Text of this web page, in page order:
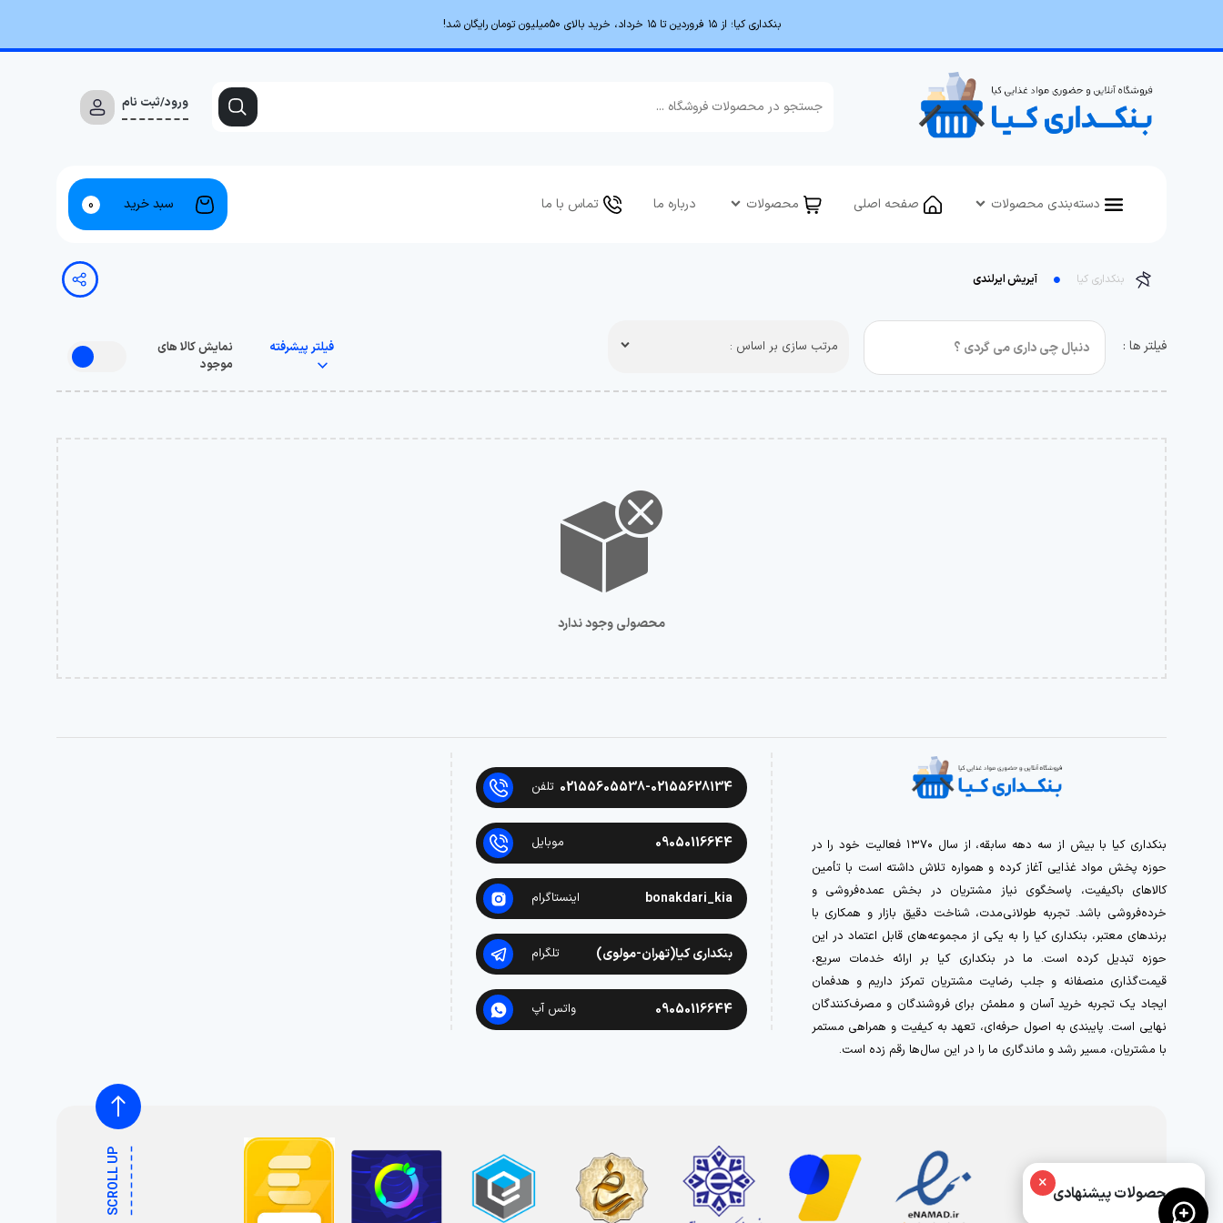
× محصولات پیشنهادی
بنکداری کیا؛ از ۱۵ فروردین تا ۱۵ خرداد، خرید بالای 50میلیون تومان رایگان شد!
ورود/ثبت نام
دسته‌بندی محصولات صفحه اصلی محصولات درباره ما تماس با ما سبد خرید 0
بنکداری کیا آیریش ایرلندی
فیلتر ها : مرتب سازی بر اساس : فیلتر پیشرفته
نمایش کالا های
موجود
محصولی وجود ندارد
بنکداری کیا با بیش از سه دهه سابقه، از سال ۱۳۷۰ فعالیت خود را در
حوزه پخش مواد غذایی آغاز کرده و همواره تلاش داشته است با تأمین
کالاهای باکیفیت، پاسخگوی نیاز مشتریان در بخش عمده‌فروشی و
خرده‌فروشی باشد. تجربه طولانی‌مدت، شناخت دقیق بازار و همکاری با
برندهای معتبر، بنکداری کیا را به یکی از مجموعه‌های قابل اعتماد در این
حوزه تبدیل کرده است. ما در بنکداری کیا بر ارائه خدمات سریع،
قیمت‌گذاری منصفانه و جلب رضایت مشتریان تمرکز داریم و هدفمان
ایجاد یک تجربه خرید آسان و مطمئن برای فروشندگان و مصرف‌کنندگان
نهایی است. پایبندی به اصول حرفه‌ای، تعهد به کیفیت و همراهی مستمر
با مشتریان، مسیر رشد و ماندگاری ما را در این سال‌ها رقم زده است.
02155605538-02155628134 تلفن
09050116644 موبایل
bonakdari_kia اینستاگرام
بنکداری کیا(تهران-مولوی) تلگرام
09050116644 واتس آپ
SCROLL UP